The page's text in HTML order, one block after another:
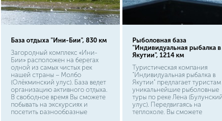
База отдыха "Ини-Бии", 830 км
Загородный комплекс «Ини-
Бии» расположен на берегах
одной из самых чистых рек
нашей страны – Молбо
(Олёкминский улус). База ведет
организацию активного отдыха.
В свободное время Вы сможете
побывать на экскурсиях и
посетить разнообразные
Рыболовная база
"Индивидуальная рыбалка в
Якутии", 1214 км
Туристическая компания
"Индивидуальная рыбалка в
Якутии" предлагает туристам
уникальнейшие рыболовные
туры по реке Лена
улус). Передвигаясь на
теплоходе, Вы сможете